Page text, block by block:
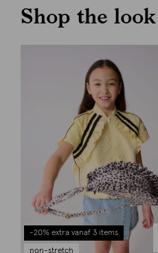
Shop the look
-20% extra vanaf 3 items
non-stretch